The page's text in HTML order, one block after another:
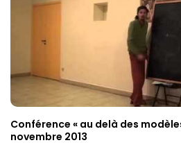
Conférence « au delà des
novembre 2013